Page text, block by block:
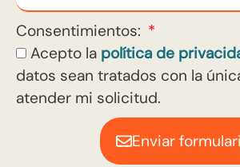
Consentimientos:
Acepto la política de
datos sean tratados con la
atender mi solicitud.
Enviar